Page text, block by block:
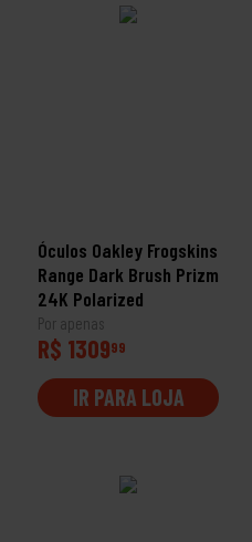
Óculos Oakley Frogskins
Range Dark Brush Prizm
24K Polarized
Por apenas
R$ 130999
IR PARA LOJA